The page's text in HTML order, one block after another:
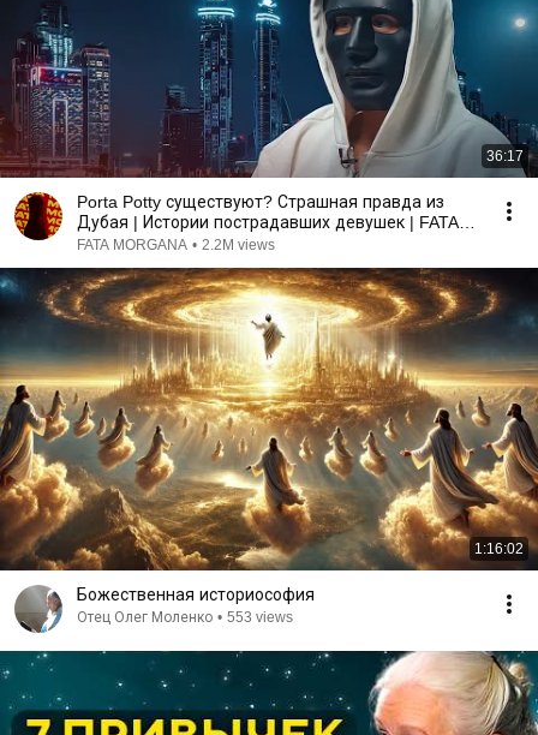
36:17
Porta Potty существуют? Страшная правда из
Дубая | Истории пострадавших девушек | FATA
MORGANA
FATA MORGANA • 2.2M views
1:16:02
Божественная историософия
Отец Олег Моленко • 553 views